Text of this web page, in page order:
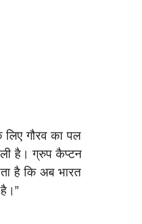
लिए गौरव का पल
ली है। ग्रुप कैप्टन
है कि अब भारत